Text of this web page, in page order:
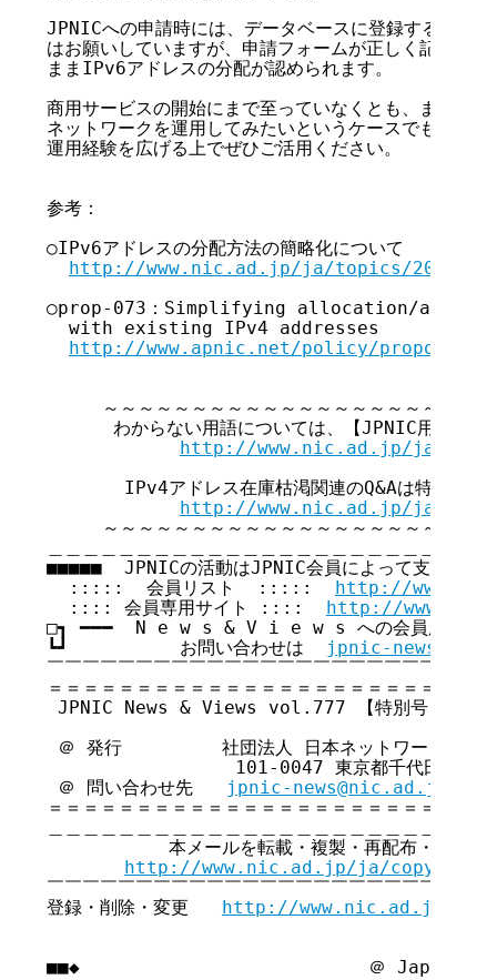
JPNICへの申請時には、データベースに登録するため
はお願いしていますが、申請フォームが正しく記入さ
ままIPv6アドレスの分配が認められます。
商用サービスの開始にまで至っていなくとも、まずは
ネットワークを運用してみたいというケースでも申請
運用経験を広げる上でぜひご活用ください。
参考：
○IPv6アドレスの分配方法の簡略化について
http://www.nic.ad.jp/ja/topics/2010/
○prop-073：Simplifying allocation/
  with existing IPv4 addresses
http://www.apnic.net/policy/proposals/
～～～～～～～～～～～～～～～～～～～～～～
わからない用語については、【JPNIC用語集】
http://www.nic.ad.jp/ja/
IPv4アドレス在庫枯渇関連のQ&Aは特集ペー
http://www.nic.ad.jp/ja/ip/
～～～～～～～～～～～～～～～～～～～～～～
■■■■■  JPNICの活動はJPNIC会員によって支えら
  :::::  会員リスト  :::::
http://
  :::: 会員専用サイト ::::
http://
□┓ ━━━  N e w s & V i e w s への会員広告無料
┗┛          お問い合わせは
jpnic-
￣￣￣￣￣￣￣￣￣￣￣￣￣￣￣￣￣￣￣￣￣￣￣￣
＝＝＝＝＝＝＝＝＝＝＝＝＝＝＝＝＝＝＝＝＝＝＝＝
JPNIC News & Views vol.777 【特別号】
＠ 発行         社団法人 日本ネットワークインフ
101-0047 東京都千代田区内神
＠ 問い合わせ先
jpnic-news@nic.ad.jp
＝＝＝＝＝＝＝＝＝＝＝＝＝＝＝＝＝＝＝＝＝＝＝＝
本メールを転載・複製・再配布・引用さ
http://www.nic.ad.jp/ja/
￣￣￣￣￣￣￣￣￣￣￣￣￣￣￣￣￣￣￣￣￣￣￣￣
登録・削除・変更 http://www.nic.ad.jp/ja/
■■◆                          ＠ Japan